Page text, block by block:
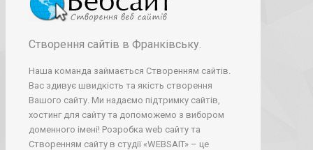
Створення сайтів в Франківську.
Наша команда займається Створенням сайтів.
Вас здивує швидкість та якість створення
Вашого сайту. Ми надаємо підтримку сайтів,
хостинг для сайту та допоможемо з вибором
доменного імені! Розробка web сайту та
Створенням сайту в студії «WEBSAIT» – це